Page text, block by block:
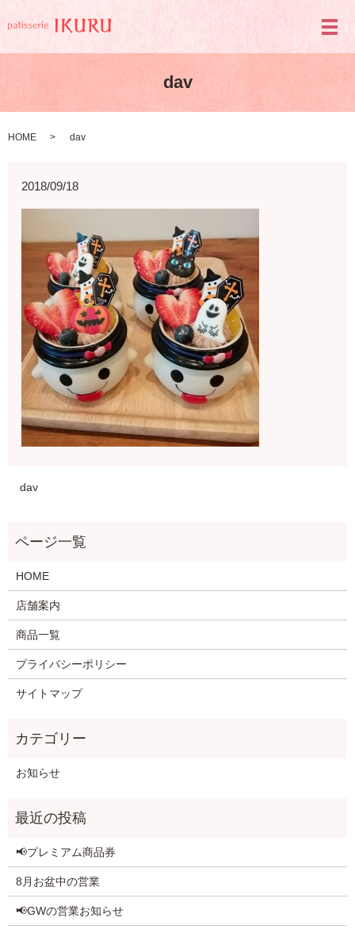
メ
dav
HOME dav
2018/09/18
dav
HOME
店舗案内
商品一覧
プライバシーポリシー
サイトマップ
お知らせ
📢プレミアム商品券
8月お盆中の営業
📢GWの営業お知らせ